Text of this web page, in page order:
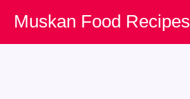
content
Muskan Food Recipes